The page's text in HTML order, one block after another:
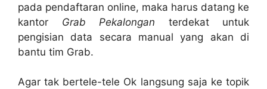
pada pendaftaran online, maka harus datang ke
kantor Grab Pekalongan terdekat untuk
pengisian data secara manual yang akan di
bantu tim Grab.
Agar tak bertele-tele Ok langsung saja ke topik